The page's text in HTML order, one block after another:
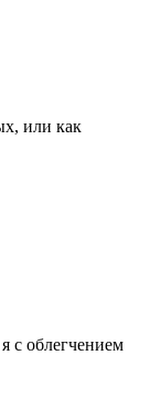
или как
с облегчением